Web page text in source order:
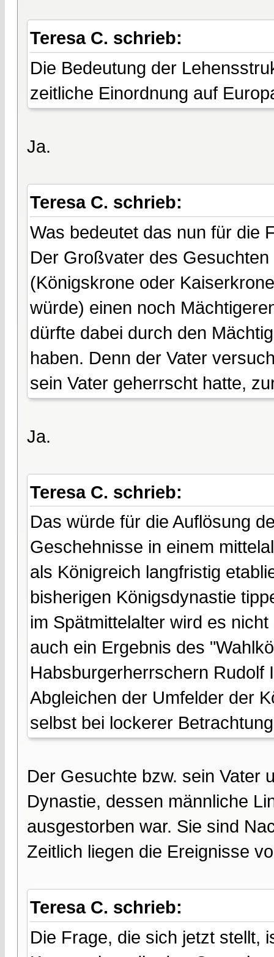
Teresa C. schrieb:
Die Bedeutung der
zeitliche Einordnung auf
Ja.
Teresa C. schrieb:
Was bedeutet das nun für die
Der Großvater des
(Königskrone oder
würde) einen noch
dürfte dabei durch den
haben. Denn der Vater
sein Vater geherrscht hatte,
Ja.
Teresa C. schrieb:
Das würde für die Auflösung
Geschehnisse in einem
als Königreich langfristig
bisherigen Königsdynastie
im Spätmittelalter wird es
auch ein Ergebnis des
Habsburgerherrschern Rudolf
Abgleichen der Umfelder der
selbst bei lockerer
Der Gesuchte bzw. sein Vater
Dynastie, dessen männliche
ausgestorben war. Sie sind
Zeitlich liegen die Ereignisse
Teresa C. schrieb:
Die Frage, die sich jetzt stellt,